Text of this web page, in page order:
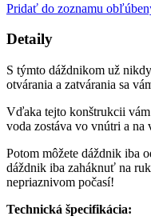
Pridať do zoznamu
Detaily
S týmto dáždnikom už
otvárania a zatvárania sa
Vďaka tejto konštrukcii vám
voda zostáva vo vnútri a na
Potom môžete dáždnik iba
dáždnik iba zaháknuť na
nepriaznivom počasí!
Technická špecifikácia: